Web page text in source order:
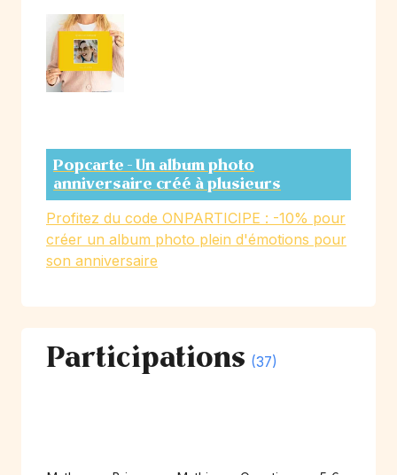
Popcarte - Un album photo
anniversaire créé à plusieurs
Profitez du code ONPARTICIPE : -10% pour
créer un album photo plein d'émotions pour
son anniversaire
Participations (37)